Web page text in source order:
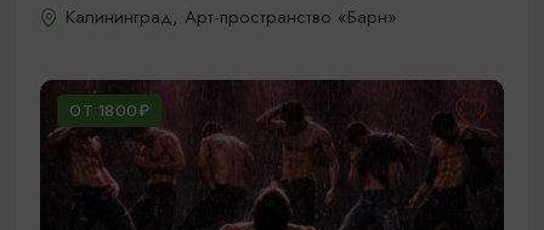
Калининград, Арт-пространство «Барн»
ОТ 1800₽